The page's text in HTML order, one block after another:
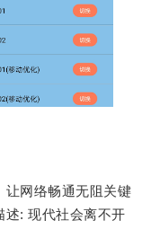
网络畅通无阻关键
述: 现代社会离不开